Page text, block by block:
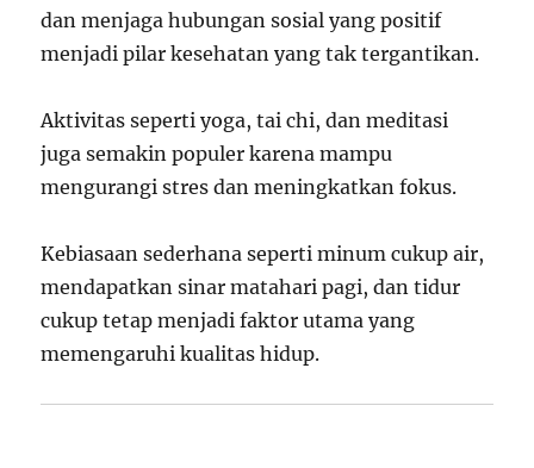
dan menjaga hubungan sosial yang positif
menjadi pilar kesehatan yang tak tergantikan.
Aktivitas seperti yoga, tai chi, dan meditasi
juga semakin populer karena mampu
mengurangi stres dan meningkatkan fokus.
Kebiasaan sederhana seperti minum cukup air,
mendapatkan sinar matahari pagi, dan tidur
cukup tetap menjadi faktor utama yang
memengaruhi kualitas hidup.